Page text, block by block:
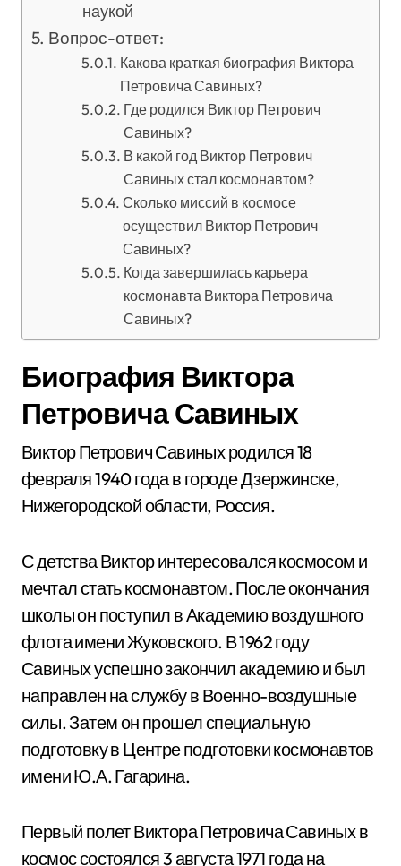
наукой
Вопрос-ответ:
Какова краткая биография Виктора
Петровича Савиных?
Где родился Виктор Петрович
Савиных?
В какой год Виктор Петрович
Савиных стал космонавтом?
Сколько миссий в космосе
осуществил Виктор Петрович
Савиных?
Когда завершилась карьера
космонавта Виктора Петровича
Савиных?
Биография Виктора
Петровича Савиных
Виктор Петрович Савиных родился 18
февраля 1940 года в городе Дзержинске,
Нижегородской области, Россия.
С детства Виктор интересовался космосом и
мечтал стать космонавтом. После окончания
школы он поступил в Академию воздушного
флота имени Жуковского. В 1962 году
Савиных успешно закончил академию и был
направлен на службу в Военно-воздушные
силы. Затем он прошел специальную
подготовку в Центре подготовки космонавтов
имени Ю.А. Гагарина.
Первый полет Виктора Петровича Савиных в
космос состоялся 3 августа 1971 года на